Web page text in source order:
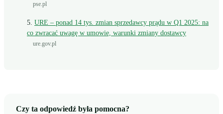
pse.pl
URE – ponad 14 tys. zmian sprzedawcy prądu w Q1 2025: na
co zwracać uwagę w umowie, warunki zmiany dostawcy
ure.gov.pl
Czy ta odpowiedź była pomocna?